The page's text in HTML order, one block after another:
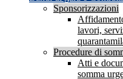
Sponsorizzazioni
lavori,
Procedure di
Atti e
somma